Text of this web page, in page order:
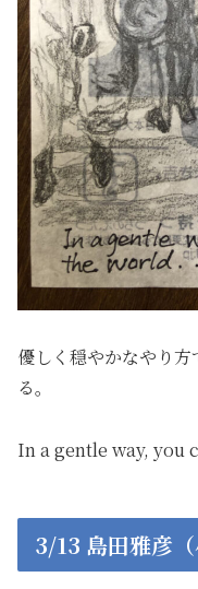
優しく穏やかなやり
る。
In a gentle way, you
3/13 島田雅彦（